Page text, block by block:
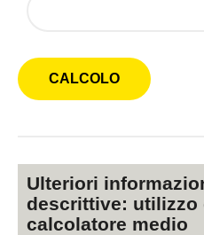
Ulteriori
descrittive: utilizzo
calcolatore medio